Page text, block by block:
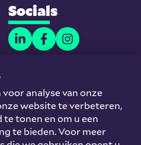
Socials
analyse van onze
website te verbeteren,
tonen en om u een
te bieden. Voor meer